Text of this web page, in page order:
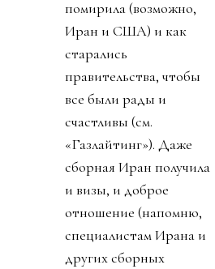
помирила (возможно,
Иран и США) и как
старались
правительства, чтобы
все были рады и
счастливы (см.
«Газлайтинг»). Даже
сборная Иран получила
и визы, и доброе
отношение (напомню,
специалистам Ирана и
других сборных